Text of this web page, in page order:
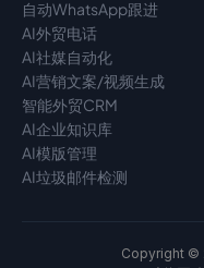
自动WhatsApp跟进
AI外贸电话
AI社媒自动化
AI营销文案/视频生成
智能外贸CRM
AI企业知识库
AI模版管理
AI垃圾邮件检测
Copyright ©